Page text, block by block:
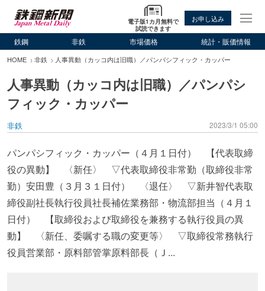
電子版1カ月無料で
試読できます
お申し込み
鉄鋼 非鉄 市場価格 統計・販価情報
HOME 非鉄 人事異動（カッコ内は旧職）／パンパシフィック・カッパー
人事異動（カッコ内は旧職）／パンパシ
フィック・カッパー
非鉄 2023/3/1 05:00
パンパシフィック・カッパー（４月１日付） 【代表取締
役の異動】 〈新任〉 ▽代表取締役非常勤（取締役非常
勤）安田豊（３月３１日付） 〈退任〉 ▽新井智代表取
締役副社長執行役員社長補佐業務部・物流部担当（４月１
日付） 【取締役および取締役を兼務する執行役員の異
動】 〈新任、委嘱する職の変更等〉 ▽取締役常務執行
役員営業部・原料部管掌原料部長（Ｊ...